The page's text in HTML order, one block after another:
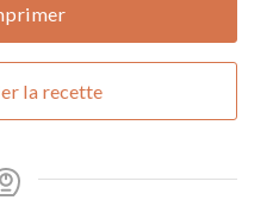
la recette